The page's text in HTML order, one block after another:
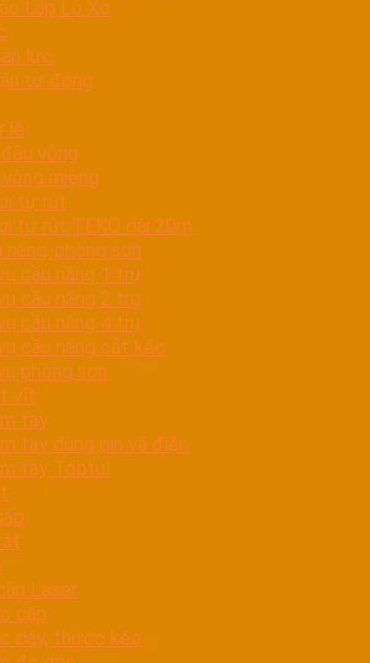
Lắp Lò Xo
lực
tự động
lê
vòng
miệng
tự rút
tự rút TEKO dài 20m
nâng-phòng sơn
cầu nâng 1 trụ
cầu nâng 2 trụ
cầu nâng 4 trụ
cầu nâng cắt kéo
phòng sơn
vít
tay
tay dùng pin và điện
tay Toptul
Laser
cặp
dây, thước kéo